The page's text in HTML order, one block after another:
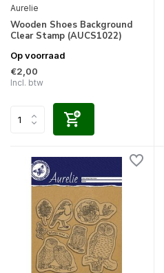
Aurelie
Wooden Shoes Background
Clear Stamp (AUCS1022)
Op voorraad
€2,00
Incl. btw